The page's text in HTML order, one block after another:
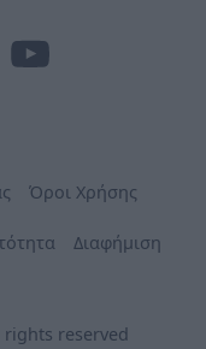
Όροι Χρήσης
Διαφήμιση
reserved